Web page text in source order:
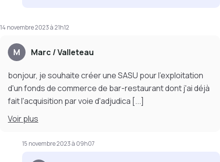
14 novembre 2023 à 21h12
M Marc / Valleteau
bonjour, je souhaite créer une SASU pour l'exploitation
d'un fonds de commerce de bar-restaurant dont j'ai déjà
fait l'acquisition par voie d'adjudica [...]
Voirplus
15 novembre 2023 à 09h07